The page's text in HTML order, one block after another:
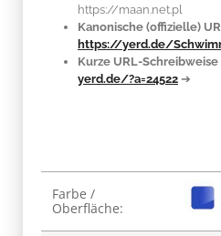
https://maan.net.pl
Kanonische (offizielle)
https://yerd.de/
Kurze URL-
yerd.de/?a=24522 ➔
Produkteigenschaft
Wert
Farbe /
Oberfläche: